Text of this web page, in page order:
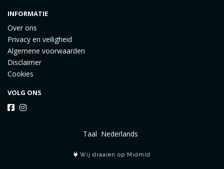
INFORMATIE
Over ons
Privacy en veiligheid
Algemene voorwaarden
Disclaimer
Cookies
VOLG ONS
Taal
Wij draaien op Midmid